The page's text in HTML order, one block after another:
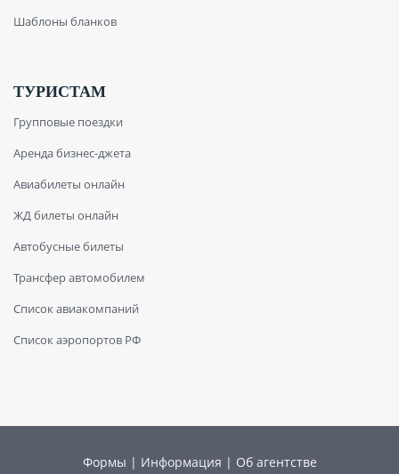
Шаблоны бланков
ТУРИСТАМ
Групповые поездки
Аренда бизнес-джета
Авиабилеты онлайн
ЖД билеты онлайн
Автобусные билеты
Трансфер автомобилем
Список авиакомпаний
Список аэропортов РФ
Формы | Информация | Об агентстве